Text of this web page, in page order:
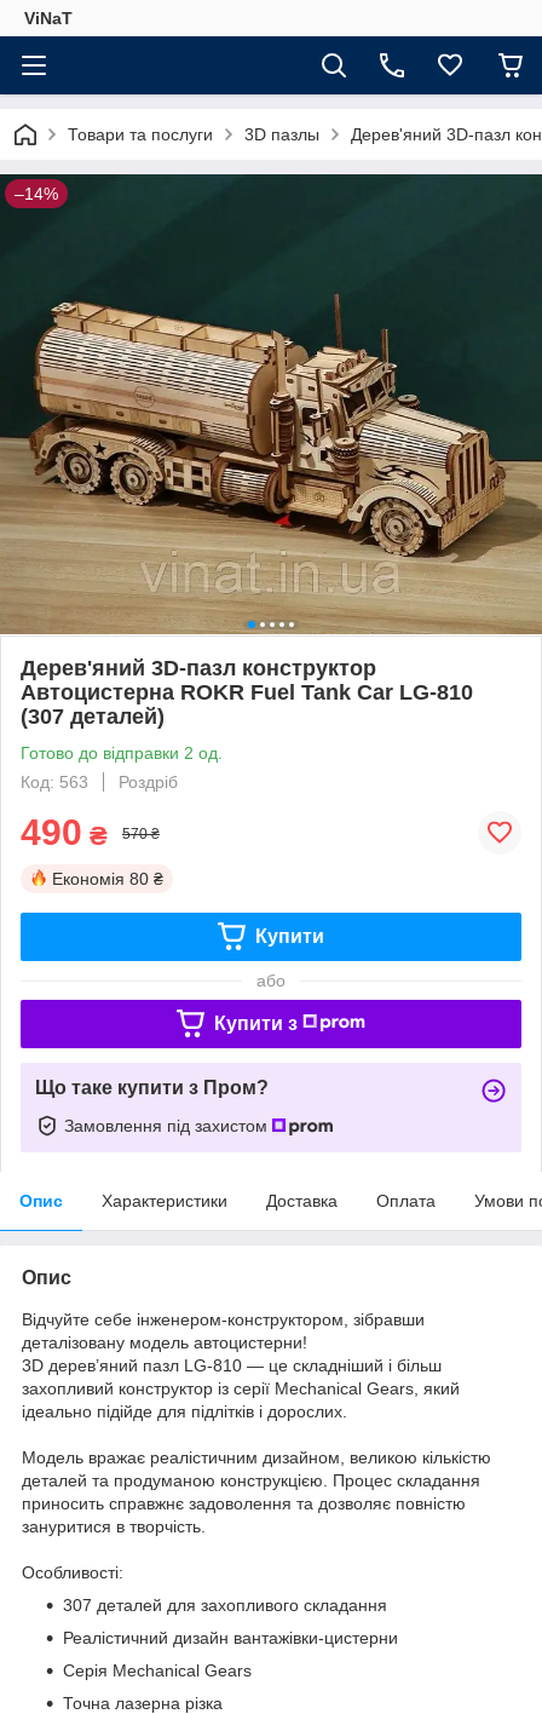
ViNaT
Товари та послуги 3D пазлы Дерев'яний 3D-пазл
–14%
Дерев'яний 3D-пазл конструктор
Автоцистерна ROKR Fuel Tank Car LG-810
(307 деталей)
Готово до відправки 2 од.
Код: 563
Роздріб
490 ₴ 570 ₴
Економія 80 ₴
Купити
або
Купити з
Що таке купити з Пром?
Замовлення під захистом
Опис Характеристики Доставка Оплата Умови
Опис
Відчуйте себе інженером-конструктором, зібравши
деталізовану модель автоцистерни!
3D дерев’яний пазл LG-810 — це складніший і більш
захопливий конструктор із серії Mechanical Gears, який
ідеально підійде для підлітків і дорослих.
Модель вражає реалістичним дизайном, великою кількістю
деталей та продуманою конструкцією. Процес складання
приносить справжнє задоволення та дозволяє повністю
зануритися в творчість.
Особливості:
307 деталей для захопливого складання
Реалістичний дизайн вантажівки-цистерни
Серія Mechanical Gears
Точна лазерна різка